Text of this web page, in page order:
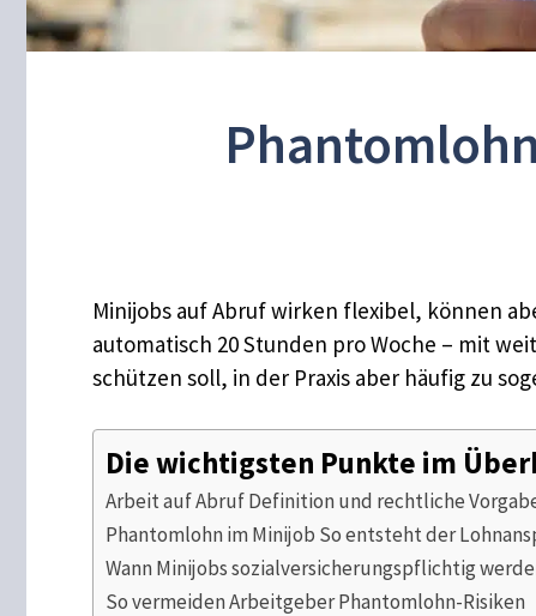
Minijobs auf Abruf wirken flexibel, können
automatisch 20 Stunden pro Woche – mit
schützen soll, in der Praxis aber häufig zu
Die wichtigsten Punkte im
Arbeit auf Abruf Definition und rechtliche
Phantomlohn im Minijob So entsteht der
Wann Minijobs sozialversicherungspflichtig
So vermeiden Arbeitgeber Phantomlohn-Risiken